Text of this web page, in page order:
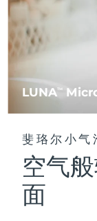
LUNATM
斐珞尔小气
空气
面
All
面
生发
保健品
NEW
专业治疗
克罗地亚
塞浦路斯
捷克
丹麦
爱沙尼亚
芬兰